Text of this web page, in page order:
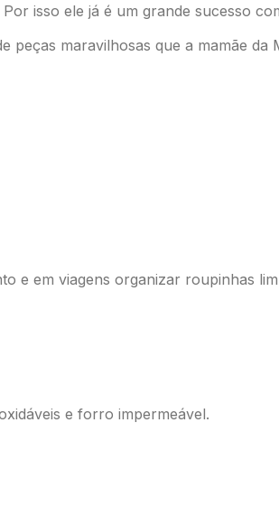
isso ele já é um grande sucesso
peças maravilhosas que a mamãe
e em viagens organizar roupinhas
e forro impermeável.